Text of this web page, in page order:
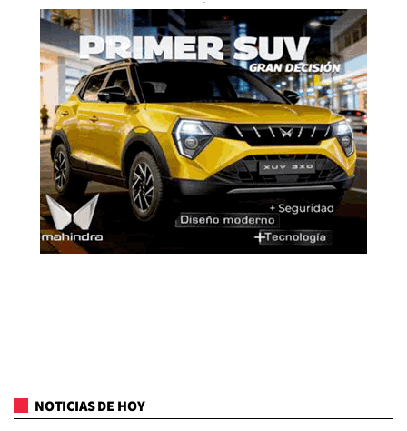
NOTICIAS DE HOY